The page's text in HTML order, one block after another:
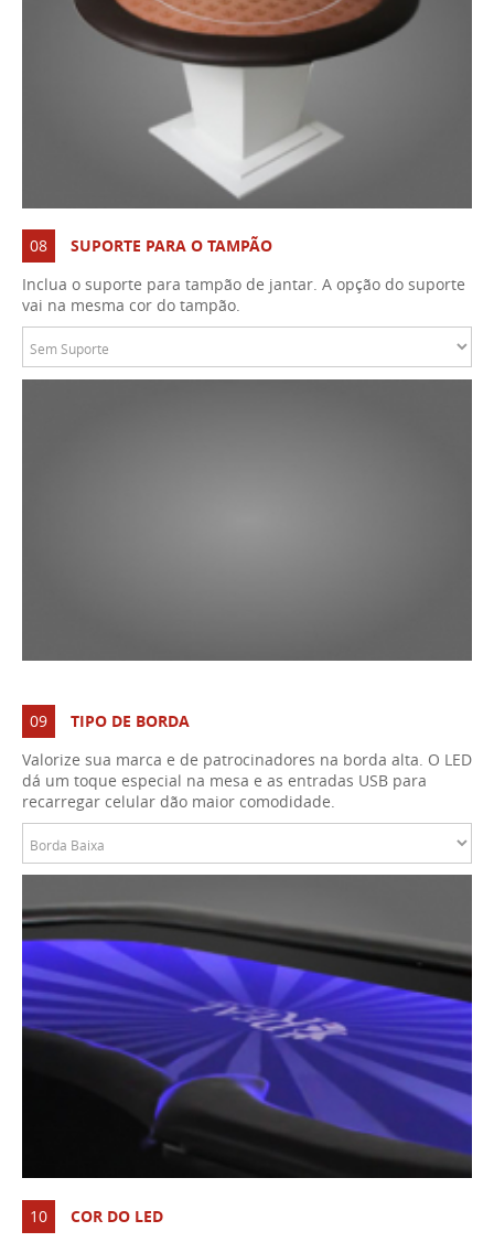
08
SUPORTE PARA O TAMPÃO
Inclua o suporte para tampão de jantar. A opção do suporte
vai na mesma cor do tampão.
09
TIPO DE BORDA
Valorize sua marca e de patrocinadores na borda alta. O LED
dá um toque especial na mesa e as entradas USB para
recarregar celular dão maior comodidade.
10
COR DO LED